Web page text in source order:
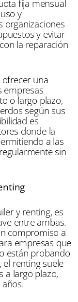
fija mensual
y
organizaciones
y evitar
la reparación
una
empresas
o largo plazo,
según sus
es
donde la
a las
sin
y renting, es
entre ambas.
compromiso a
empresas que
están probando
renting suele
a largo plazo,